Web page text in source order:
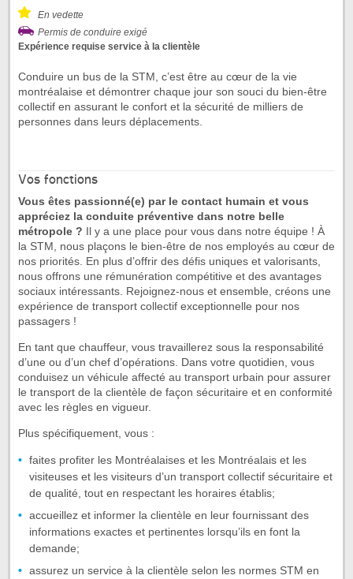
En vedette
Permis de conduire exigé
Expérience requise service à la clientèle
Conduire un bus de la STM, c’est être au cœur de la vie
montréalaise et démontrer chaque jour son souci du bien-être
collectif en assurant le confort et la sécurité de milliers de
personnes dans leurs déplacements.
Vos fonctions
Vous êtes passionné(e) par le contact humain et vous
appréciez la conduite préventive dans notre belle
métropole ? Il y a une place pour vous dans notre équipe ! À
la STM, nous plaçons le bien-être de nos employés au cœur de
nos priorités. En plus d’offrir des défis uniques et valorisants,
nous offrons une rémunération compétitive et des avantages
sociaux intéressants. Rejoignez-nous et ensemble, créons une
expérience de transport collectif exceptionnelle pour nos
passagers !
En tant que chauffeur, vous travaillerez sous la responsabilité
d’une ou d’un chef d’opérations. Dans votre quotidien, vous
conduisez un véhicule affecté au transport urbain pour assurer
le transport de la clientèle de façon sécuritaire et en conformité
avec les règles en vigueur.
Plus spécifiquement, vous :
faites profiter les Montréalaises et les Montréalais et les
visiteuses et les visiteurs d’un transport collectif sécuritaire et
de qualité, tout en respectant les horaires établis;
accueillez et informer la clientèle en leur fournissant des
informations exactes et pertinentes lorsqu’ils en font la
demande;
assurez un service à la clientèle selon les normes STM en